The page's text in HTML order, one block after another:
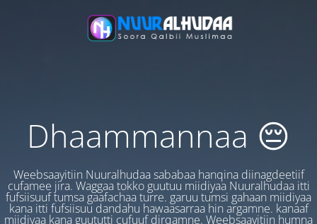
Dhaammannaa 😔
Weebsaayitiin Nuuralhudaa sababaa hanqina diinagdeetiif
cufamee jira. Waggaa tokko guutuu miidiyaa Nuuralhudaa itti
fufsiisuuf tumsa gaafachaa turre. garuu tumsi gahaan miidiyaa
kana itti fufsiisuu dandahu hawaasarraa hin argamne. kanaaf
miidiyaa kana guututti cufuuf dirqamne. Weebsaayitiin humna